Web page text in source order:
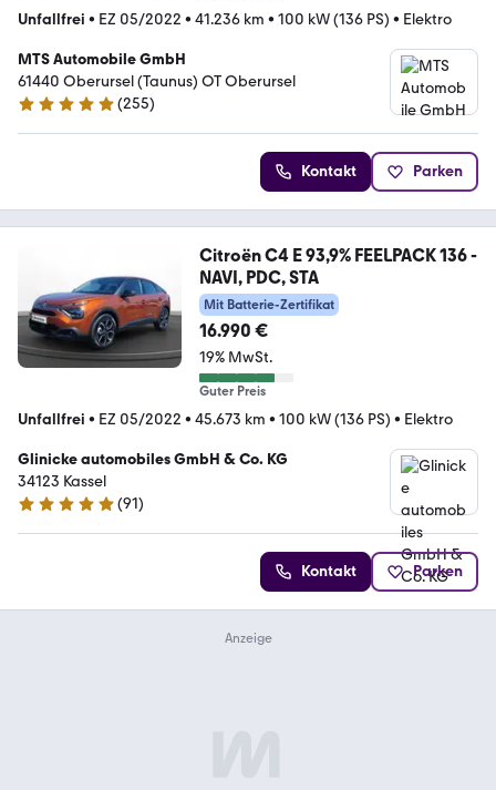
Unfallfrei • EZ 05/2022 • 41.236 km • 100 kW (136 PS) • Elektro
MTS Automobile GmbH
61440 Oberursel (Taunus) OT Oberursel
5 Sterne
(255)
Kontakt Parken
Citroën C4 E 93,9% FEELPACK 136 -
NAVI, PDC, STA
Mit Batterie-Zertifikat
16.990 €
19% MwSt.
Guter Preis
Unfallfrei • EZ 05/2022 • 45.673 km • 100 kW (136 PS) • Elektro
Glinicke automobiles GmbH & Co. KG
34123 Kassel
4.8 Sterne
(91)
Kontakt Parken